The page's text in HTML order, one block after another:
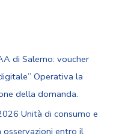
di Salerno: voucher
Operativa la
della domanda.
Unità di consumo e
osservazioni entro il